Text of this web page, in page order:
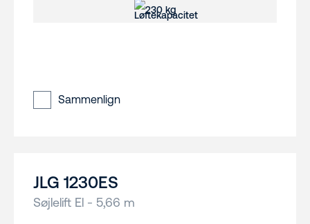
230 kg
Sammenlign
JLG 1230ES
Søjlelift El - 5,66 m